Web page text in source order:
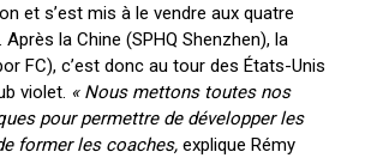
et s’est mis à le vendre aux quatre
la Chine (SPHQ Shenzhen), la
FC), c’est donc au tour des États-Unis
violet. « Nous mettons toutes nos
pour permettre de développer les
former les coaches, explique Rémy